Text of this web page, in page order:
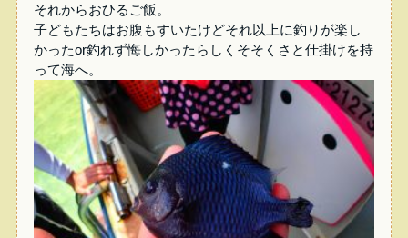
それからおひるご飯。
子どもたちはお腹もすいたけどそれ以上に釣りが楽し
かったor釣れず悔しかったらしくそそくさと仕掛けを持
って海へ。